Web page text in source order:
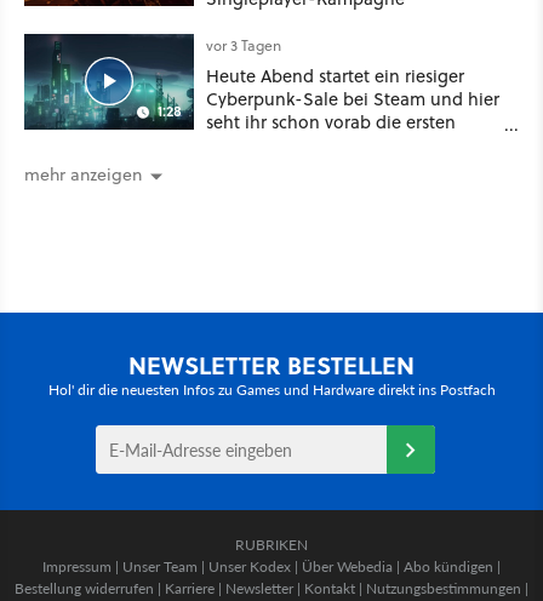
1:28
vor 3 Tagen
Heute Abend startet ein riesiger
Cyberpunk-Sale bei Steam und hier
seht ihr schon vorab die ersten
mehr anzeigen
NEWSLETTER BESTELLEN
Hol' dir die neuesten Infos zu Games und Hardware direkt ins Postfach
RUBRIKEN
Impressum | Unser Team | Unser Kodex | Über Webedia | Abo kündigen |
Bestellung widerrufen | Karriere | Newsletter | Kontakt | Nutzungsbestimmungen |